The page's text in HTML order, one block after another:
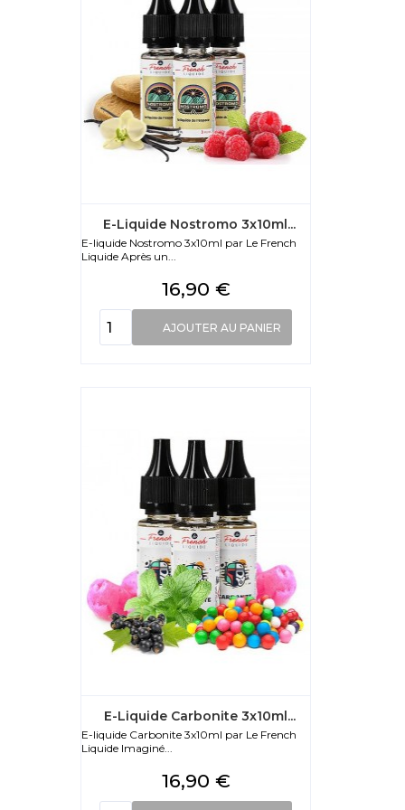
E-Liquide Nostromo 3x10ml...
E-liquide Nostromo 3x10ml par Le French
Liquide Après un...
Prix
16,90 €
AJOUTER AU PANIER
E-Liquide Carbonite 3x10ml...
E-liquide Carbonite 3x10ml par Le French
Liquide Imaginé...
Prix
16,90 €